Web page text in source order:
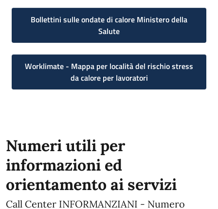
Bollettini sulle ondate di calore Ministero della
Salute
Worklimate - Mappa per località del rischio stress
da calore per lavoratori
Numeri utili per
informazioni ed
orientamento ai servizi
Call Center INFORMANZIANI - Numero